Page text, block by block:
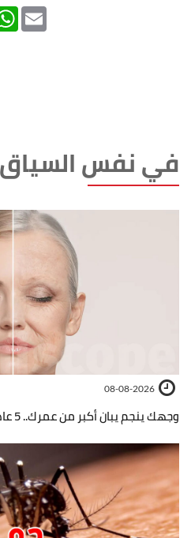
WhatsApp
في نفس السياق
08-08-2026
وجهك ينجم يبان أكبر من عمرك.. 5 عادات تسرّع شيخوخة البشرة